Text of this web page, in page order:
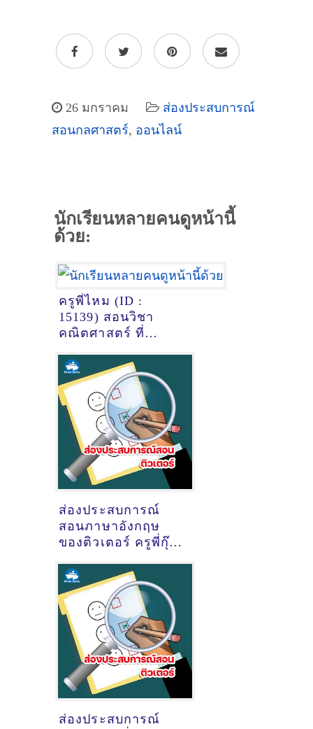
26 มกราคม
ส่องประสบการณ์
สอนกลศาสตร์, ออนไลน์
นักเรียนหลายคนดูหน้านี้
ด้วย:
ครูพี่ไหม (ID :
15139) สอนวิชา
คณิตศาสตร์ ที่
ส่องประสบการณ์
สอนภาษาอังกฤษ
ของติวเตอร์ ครูพี่กุ๊ก
@ออนไลน์
ส่องประสบการณ์